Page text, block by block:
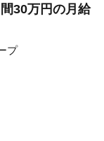
30万円の月給
プ